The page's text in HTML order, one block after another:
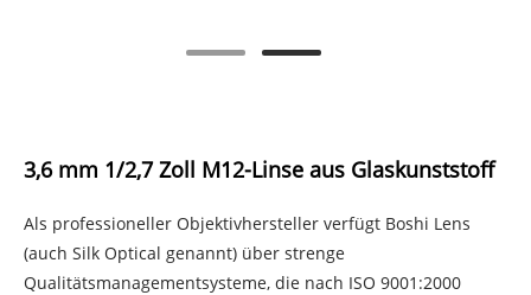
3,6 mm 1/2,7 Zoll M12-Linse aus Glaskunststoff
Als professioneller Objektivhersteller verfügt Boshi Lens
(auch Silk Optical genannt) über strenge
Qualitätsmanagementsysteme, die nach ISO 9001:2000